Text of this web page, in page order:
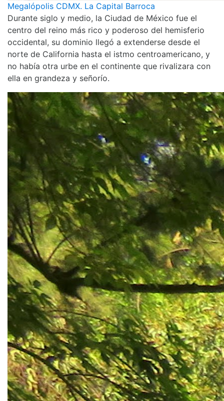
Megalópolis CDMX. La Capital Barroca
Durante siglo y medio, la Ciudad de México fue el
centro del reino más rico y poderoso del hemisferio
occidental, su dominio llegó a extenderse desde el
norte de California hasta el istmo centroamericano, y
no había otra urbe en el continente que rivalizara con
ella en grandeza y señorío.